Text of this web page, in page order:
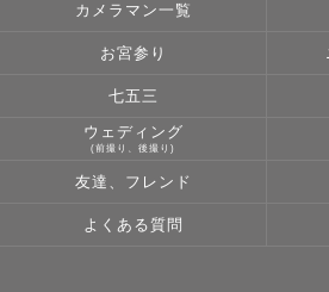
カメラマン一覧
お宮参り
七五三
ウェディング
(前撮り、後撮り)
友達、フレンド
よくある質問